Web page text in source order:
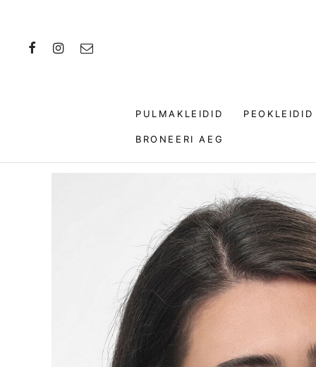
PULMAKLEIDID
BRONEERI AEG